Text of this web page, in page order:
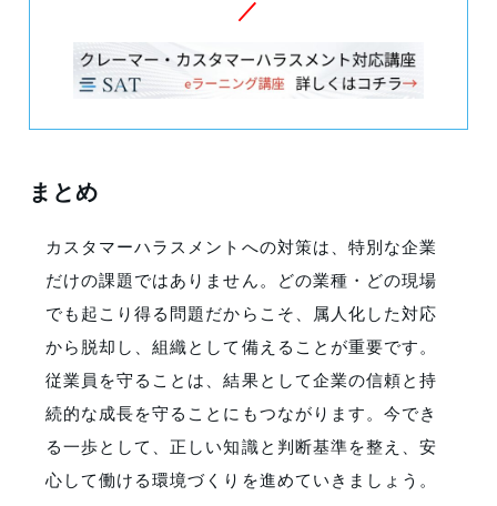
／
まとめ
カスタマーハラスメントへの対策は、特別な企業
だけの課題ではありません。どの業種・どの現場
でも起こり得る問題だからこそ、属人化した対応
から脱却し、組織として備えることが重要です。
従業員を守ることは、結果として企業の信頼と持
続的な成長を守ることにもつながります。今でき
る一歩として、正しい知識と判断基準を整え、安
心して働ける環境づくりを進めていきましょう。